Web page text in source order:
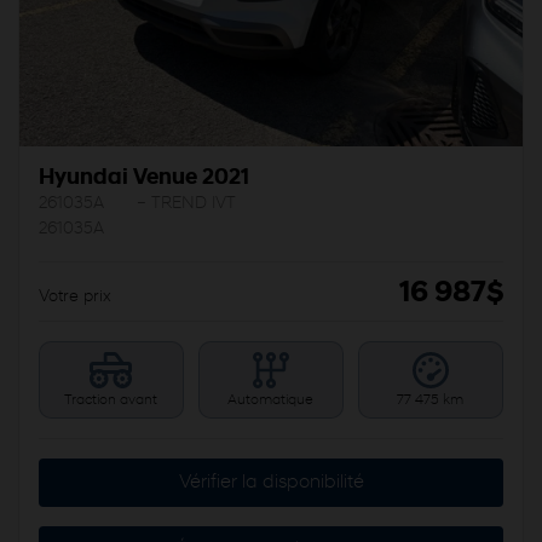
Hyundai Venue 2021
Votre prix 16 987$
Traction avant Automatique 77 475 km
Vérifier la disponibilité